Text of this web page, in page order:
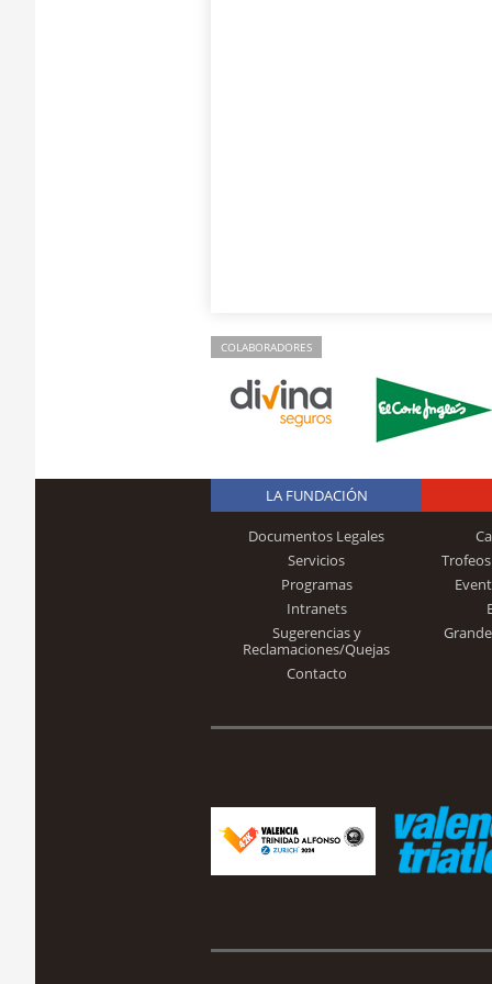
COLABORADORES
LA FUNDACIÓN
Documentos Legales
Servicios
Programas
Intranets
Sugerencias y
Reclamaciones/Quejas
Contacto